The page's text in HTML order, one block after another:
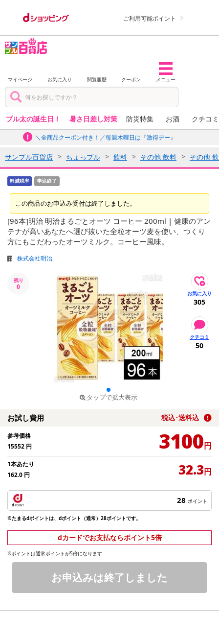
ご利用可能ポイント
マイページ お気に入り 閲覧履歴 クーポン メニュー
プル太の誕生日！ 暑さ日差し対策 防災特集 お酒 クチコ
＼全商品クーポン付き！／毎週木曜日は『激得デー』
サンプル百貨店 ちょっプル 飲料 その他 飲料 その他
軽減税率 申込終了
この商品のお申込み受付は終了しました。
[96本]明治 明治まるごとオーツ コーヒー 200ml | 健康のアン
テナが高いあなたへ選び抜いた全粒オーツ麦を使い、つくり
方にもこだわったオーツミルク。コーヒー風味。
株式会社明治
残り
0
タップで拡大表示
305
50
お試し費用 税込･送料込
参考価格
15552 円 3100円
1本あたり
162.0 円 32.3円
28 ポイント
※たまるdポイントは、dポイント（通常）28ポイントです。
dカードでお支払ならポイント5倍
※ポイントは通常ポイントが5倍になります
お申込みは終了しました